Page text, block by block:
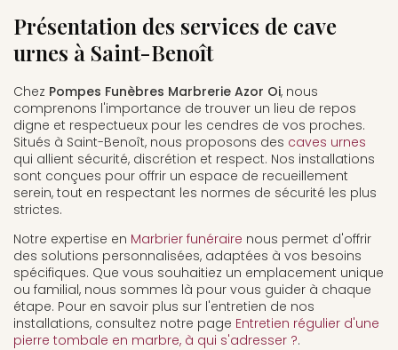
Présentation des services de cave
urnes à Saint-Benoît
Chez Pompes Funèbres Marbrerie Azor Oi, nous
comprenons l'importance de trouver un lieu de repos
digne et respectueux pour les cendres de vos proches.
Situés à Saint-Benoît, nous proposons des caves urnes
qui allient sécurité, discrétion et respect. Nos installations
sont conçues pour offrir un espace de recueillement
serein, tout en respectant les normes de sécurité les plus
strictes.
Notre expertise en Marbrier funéraire nous permet d'offrir
des solutions personnalisées, adaptées à vos besoins
spécifiques. Que vous souhaitiez un emplacement unique
ou familial, nous sommes là pour vous guider à chaque
étape. Pour en savoir plus sur l'entretien de nos
installations, consultez notre page Entretien régulier d'une
pierre tombale en marbre, à qui s'adresser ?.